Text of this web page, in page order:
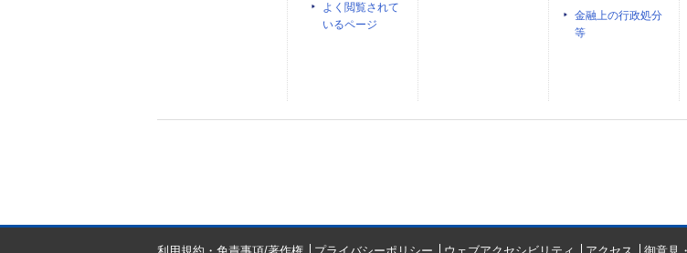
よく閲覧されて
いるページ
金融上の行政処分
等